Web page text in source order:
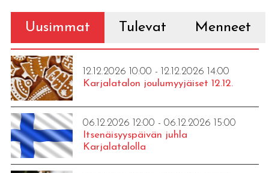
Uusimmat Tulevat Menneet
12.12.2026 10:00 - 12.12.2026 14:00
Karjalatalon joulumyyjäiset 12.12.
06.12.2026 12:00 - 06.12.2026 15:00
Itsenäisyyspäivän juhla
Karjalatalolla